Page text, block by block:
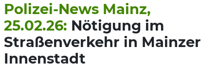
Polizei-News Mainz,
25.02.26: Nötigung im
Straßenverkehr in Mainzer
Innenstadt